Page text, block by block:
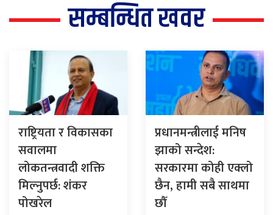
सम्बन्धित खवर
राष्ट्रियता र विकासका
सवालमा
लोकतन्त्रवादी शक्ति
मिल्नुपर्छ: शंकर
पोखरेल
प्रधानमन्त्रीलाई मनिष
झाको सन्देश:
सरकारमा कोही एक्लो
छैन, हामी सबै साथमा
छौँ